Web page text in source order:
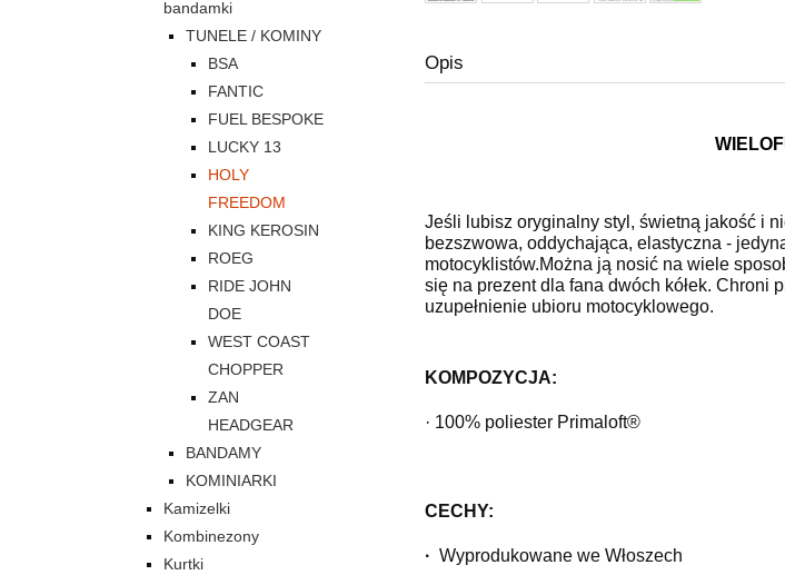
bandamki
TUNELE / KOMINY
BSA
FANTIC
FUEL BESPOKE
LUCKY 13
HOLY
FREEDOM
KING KEROSIN
ROEG
RIDE JOHN
DOE
WEST COAST
CHOPPER
ZAN
HEADGEAR
BANDAMY
KOMINIARKI
Kamizelki
Kombinezony
Kurtki
Opis
Jeśli lubisz oryginalny styl, świetną jakość i
bezszwowa, oddychająca, elastyczna -
motocyklistów.Można ją nosić na wiele
się na prezent dla fana dwóch kółek. Chroni
uzupełnienie ubioru motocyklowego.
KOMPOZYCJA:
· 100% poliester Primaloft®
CECHY:
·
  Wyprodukowane we Włoszech